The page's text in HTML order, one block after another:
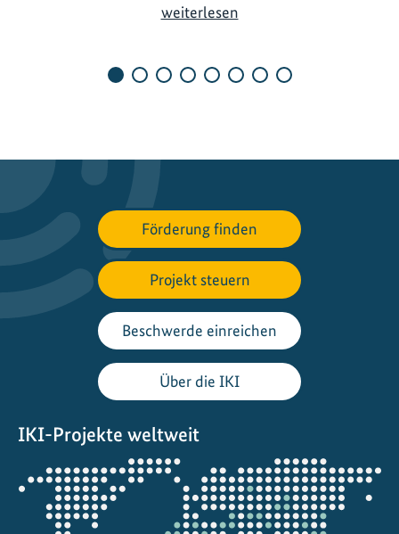
weiterlesenG
e
i
n
I
n
t
i
a
e
:
A
Förderung finden
Projekt steuern
Beschwerde einreichen
Über die IKI
IKI-Projekte weltweit
Öffnet
die
Projektkarte